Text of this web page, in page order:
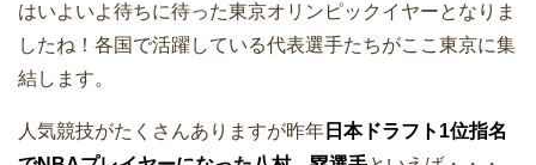
はいよいよ待ちに待った東京オリンピックイヤーとなりま
したね！各国で活躍している代表選手たちがここ東京に集
結します。
人気競技がたくさんありますが昨年 日本ドラフト1位指名